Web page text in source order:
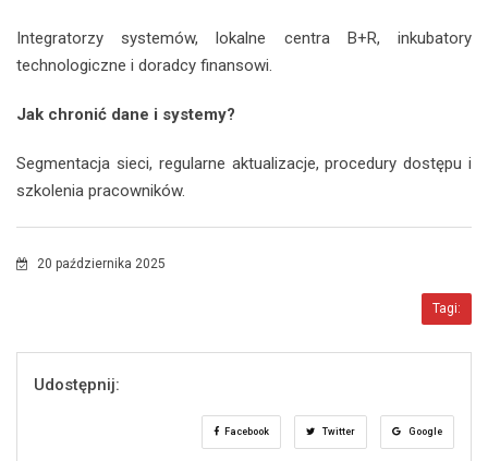
Integratorzy systemów, lokalne centra B+R, inkubatory
technologiczne i doradcy finansowi.
Jak chronić dane i systemy?
Segmentacja sieci, regularne aktualizacje, procedury dostępu i
szkolenia pracowników.
20 października 2025
Tagi:
Udostępnij:
Facebook Twitter Google